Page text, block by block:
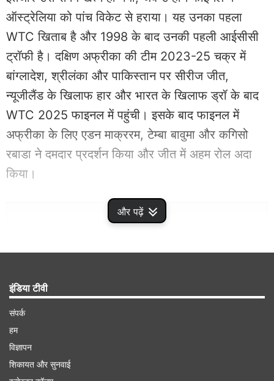
और पढ़ें
ऑस्ट्रेलिया को पांच विकेट से हराया। यह उनका पहला
WTC खिताब है और 1998 के बाद उनकी पहली आईसीसी
ट्रॉफी है। दक्षिण अफ्रीका की टीम 2023-25 चक्र में
बांग्लादेश, श्रीलंका और पाकिस्तान पर सीरीज जीत,
न्यूजीलैंड के खिलाफ हार और भारत के खिलाफ ड्रॉ के बाद
WTC 2025 फाइनल में पहुंची। इसके बाद फाइनल में
अफ्रीका के लिए एडन माक्ररम, टेम्बा बावुमा और कगिसो
रबाडा ने दमदार प्रदर्शन किया और जीत में अहम रोल अदा
किया।
Advertisement
इंडिया टीवी
संपर्क
हम
विज्ञापन
शिकायत और सुनवाई